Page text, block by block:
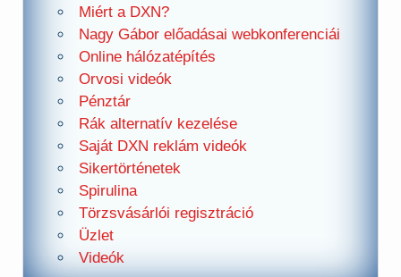
Miért a DXN?
Nagy Gábor előadásai webkonferenciái
Online hálózatépítés
Orvosi videók
Pénztár
Rák alternatív kezelése
Saját DXN reklám videók
Sikertörténetek
Spirulina
Törzsvásárlói regisztráció
Üzlet
Videók